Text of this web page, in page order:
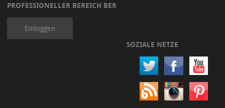
PROFESSIONELLER BEREICH BER
Einloggen
SOZIALE NETZE